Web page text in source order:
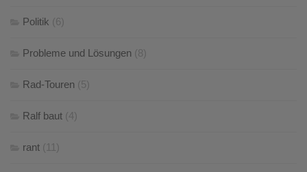
Politik (6)
Probleme und Lösungen (8)
Rad-Touren (5)
Ralf baut (4)
rant (11)